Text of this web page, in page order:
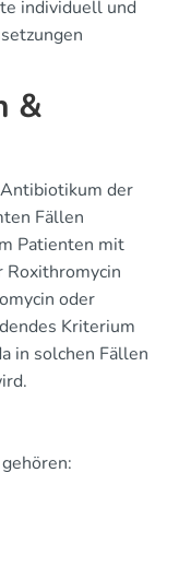
individuell und
&
der
Fällen
Patienten mit
oder
Kriterium
in solchen Fällen